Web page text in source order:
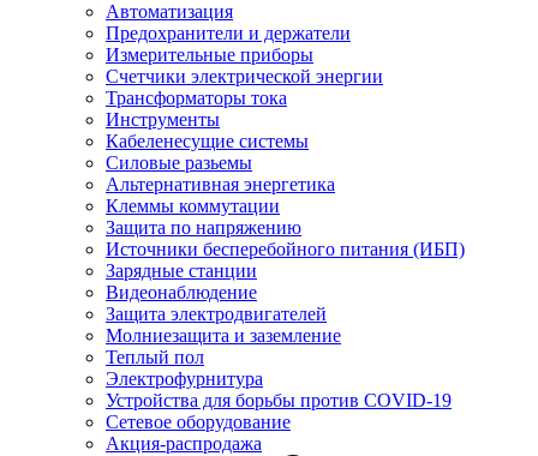
Автоматизация
Предохранители и держатели
Измерительные приборы
Счетчики электрической энергии
Трансформаторы тока
Инструменты
Кабеленесущие системы
Силовые разьемы
Альтернативная энергетика
Клеммы коммутации
Защита по напряжению
Источники бесперебойного питания (ИБП)
Зарядные станции
Видеонаблюдение
Защита электродвигателей
Молниезащита и заземление
Теплый пол
Электрофурнитура
Устройства для борьбы против COVID-19
Сетевое оборудование
Акция-распродажа